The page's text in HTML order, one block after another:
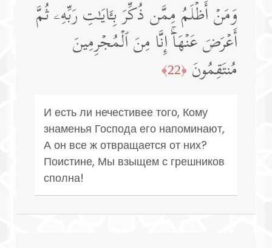
وَمَنۡ أَظۡلَمُ مِمَّن ذُكِّرَ بِـَٔایَـٰتِ رَبِّهِۦ ثُمَّ
أَعۡرَضَ عَنۡهَاۤۚ إِنَّا مِنَ ٱلۡمُجۡرِمِینَ
مُنتَقِمُونَ ﴿22﴾
И есть ли нечестивее того, Кому
знаменья Господа его напоминают,
А он все ж отвращается от них?
Поистине, Мы взыщем с грешников
сполна!